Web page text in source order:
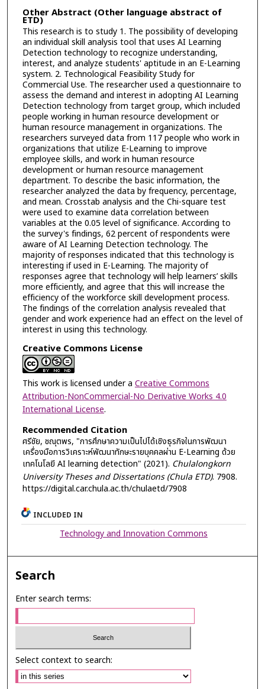
Other Abstract (Other language abstract of
ETD)
This research is to study 1. The possibility of developing
an individual skill analysis tool that uses AI Learning
Detection technology to recognize understanding,
interest, and analyze students' aptitude in an E-Learning
system. 2. Technological Feasibility Study for
Commercial Use. The researcher used a questionnaire to
assess the demand and interest in adopting AI Learning
Detection technology from target group, which included
people working in human resource development or
human resource management in organizations. The
researchers surveyed data from 117 people who work in
organizations that utilize E-Learning to improve
employee skills, and work in human resource
development or human resource management
department. To describe the basic information, the
researcher analyzed the data by frequency, percentage,
and mean. Crosstab analysis and the Chi-square test
were used to examine data correlation between
variables at the 0.05 level of significance. According to
the survey's findings, 62 percent of respondents were
aware of AI Learning Detection technology. The
majority of responses indicated that this technology is
interesting if used in E-Learning. The majority of
responses agree that technology will help learners’ skills
more efficiently, and agree that this will increase the
efficiency of the workforce skill development process.
The findings of the correlation analysis revealed that
gender and work experience had an effect on the level of
interest in using this technology.
Creative Commons License
This work is licensed under a Creative Commons
Attribution-NonCommercial-No Derivative Works 4.0
International License.
Recommended Citation
ศรีชัย, ชณุตพร, "การศึกษาความเป็นไปได้เชิงธุรกิจในการพัฒนา
เครื่องมือการวิเคราะห์พัฒนาทักษะรายบุคคลผ่าน E-Learning ด้วย
เทคโนโลยี AI learning detection" (2021). Chulalongkorn
University Theses and Dissertations (Chula ETD). 7908.
https://digital.car.chula.ac.th/chulaetd/7908
INCLUDED IN
Technology and Innovation Commons
Search
Enter search terms:
Select context to search: